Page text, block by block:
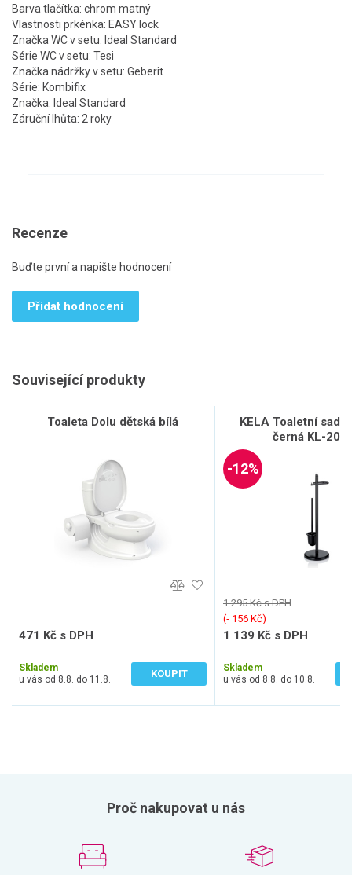
Barva tlačítka: chrom matný
Vlastnosti prkénka: EASY lock
Značka WC v setu: Ideal Standard
Série WC v setu: Tesi
Značka nádržky v setu: Geberit
Série: Kombifix
Značka: Ideal Standard
Záruční lhůta: 2 roky
Recenze
Buďte první a napište hodnocení
Přidat hodnocení
Související produkty
Toaleta Dolu dětská bílá
471 Kč s DPH
Skladem
u vás od 8.8. do 11.8.
KOUPIT
KELA Toaletní sada
černá KL-
-12%
1 295 Kč s DPH
(‐ 156 Kč)
1 139 Kč s DPH
Skladem
u vás od 8.8. do 10.8.
Proč nakupovat u nás